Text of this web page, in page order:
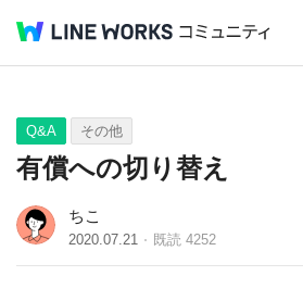
Q&A Tips Ideas
Q&A その他
有償への切り替え
ちこ
2020.07.21 既読 4252